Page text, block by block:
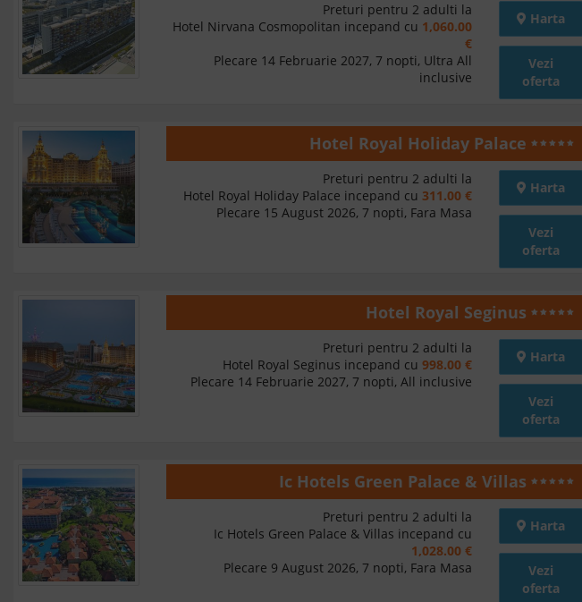
Preturi pentru 2 adulti la
Hotel Nirvana Cosmopolitan incepand cu 1,060.00
€
Plecare 14 Februarie 2027, 7 nopti, Ultra All
inclusive
Harta
Vezi
oferta
Hotel Royal Holiday Palace
Preturi pentru 2 adulti la
Hotel Royal Holiday Palace incepand cu 311.00 €
Plecare 15 August 2026, 7 nopti, Fara Masa
Harta
Vezi
oferta
Hotel Royal Seginus
Preturi pentru 2 adulti la
Hotel Royal Seginus incepand cu 998.00 €
Plecare 14 Februarie 2027, 7 nopti, All inclusive
Harta
Vezi
oferta
Ic Hotels Green Palace & Villas
Preturi pentru 2 adulti la
Ic Hotels Green Palace & Villas incepand cu
1,028.00 €
Plecare 9 August 2026, 7 nopti, Fara Masa
Harta
Vezi
oferta